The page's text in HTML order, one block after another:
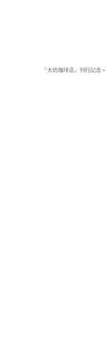
『大坊珈琲店』刊行記念 »